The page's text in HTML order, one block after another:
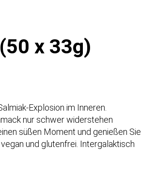
x 33g)
Explosion im Inneren.
nur schwer widerstehen
süßen Moment und genießen Sie
und glutenfrei. Intergalaktisch